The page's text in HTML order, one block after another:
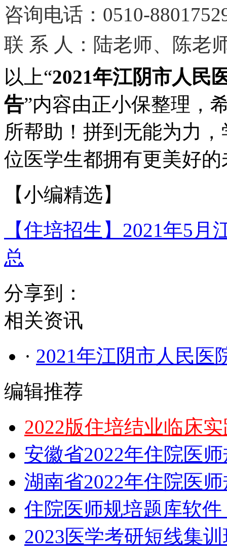
咨询电话： 0510-
联 系 人：陆老师、陈老
以上“2021年江阴市人民
告”内容由正小保整理，
所帮助！拼到无能为力
位医学生都拥有更美好的
【小编精选】
【住培招生】2021年5
总
分享到：
相关资讯
· 2021年江阴市人民医
编辑推荐
2022版住培结业临床
安徽省2022年住院医
湖南省2022年住院医
住院医师规培题库软
2023医学考研短线集